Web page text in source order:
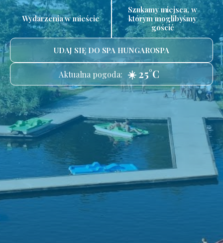
Wydarzenia w mieście
Szukamy miejsca, w
którym moglibyśmy
gościć
UDAJ SIĘ DO SPA HUNGAROSPA
Aktualna pogoda: ☀️ 25°C